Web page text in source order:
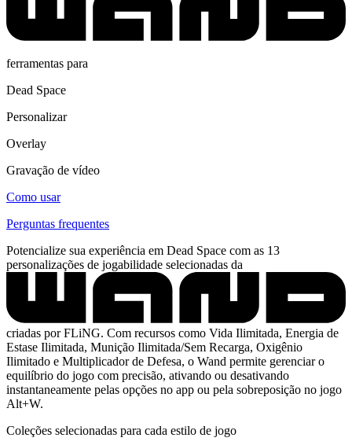
ferramentas para
Dead Space
Personalizar
Overlay
Gravação de vídeo
Como usar
Perguntas frequentes
Potencialize sua experiência em Dead Space com as 13
personalizações de jogabilidade selecionadas da
criadas por FLiNG. Com recursos como Vida Ilimitada, Energia de
Estase Ilimitada, Munição Ilimitada/Sem Recarga, Oxigênio
Ilimitado e Multiplicador de Defesa, o Wand permite gerenciar o
equilíbrio do jogo com precisão, ativando ou desativando
instantaneamente pelas opções no app ou pela sobreposição no jogo
Alt+W.
Coleções selecionadas para cada estilo de jogo